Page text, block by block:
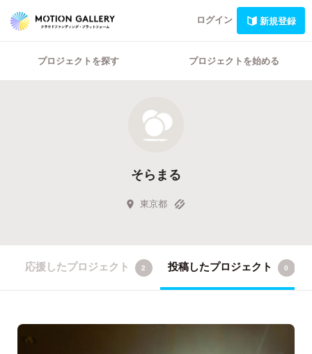
ログイン 新規登録
プロジェクトを探す プロジェクトを始める
そらまる
東京都
応援したプロジェクト 2 投稿したプロジェクト 0